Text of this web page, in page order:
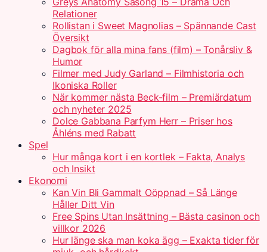
Relationer
Rollistan i Sweet Magnolias – Spännande Cast
Översikt
Dagbok för alla mina fans (film) – Tonårsliv &
Humor
Filmer med Judy Garland – Filmhistoria och
Ikoniska Roller
När kommer nästa Beck-film – Premiärdatum
och nyheter 2025
Dolce Gabbana Parfym Herr – Priser hos
Åhléns med Rabatt
Spel
Hur många kort i en kortlek – Fakta, Analys
och Insikt
Ekonomi
Kan Vin Bli Gammalt Oöppnad – Så Länge
Håller Ditt Vin
Free Spins Utan Insättning – Bästa casinon och
villkor 2026
Hur länge ska man koka ägg – Exakta tider för